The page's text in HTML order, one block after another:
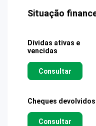
Situação
Dívidas ativas e
vencidas
Consultar
Cheques devolvidos
Consultar